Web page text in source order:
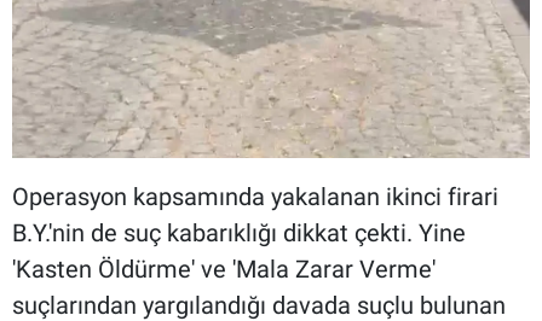
Operasyon kapsamında yakalanan ikinci firari
B.Y.'nin de suç kabarıklığı dikkat çekti. Yine
'Kasten Öldürme' ve 'Mala Zarar Verme'
suçlarından yargılandığı davada suçlu bulunan